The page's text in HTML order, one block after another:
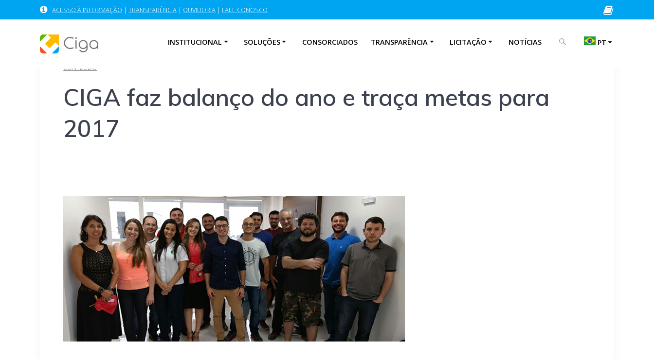
to
ACESSO À INFORMAÇÃO |TRANSPARÊNCIA | OUVIDORIA | FALE CONOSCO
INSTITUCIONAL SOLUÇÕES CONSORCIADOS TRANSPARÊNCIA LICITAÇÃO NOTÍCIAS PROCURAR POR:
PT
CONTEÚDO
CIGA faz balanço do ano e traça metas para
2017